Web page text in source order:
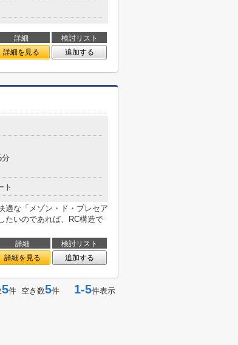
詳細
検討リスト
詳細を見る 追加する
分
ト
適な「メゾン・ド・プレセア
たいのであれば、RC構造で
詳細
検討リスト
詳細を見る 追加する
5件 空き数5件 1-5件表示